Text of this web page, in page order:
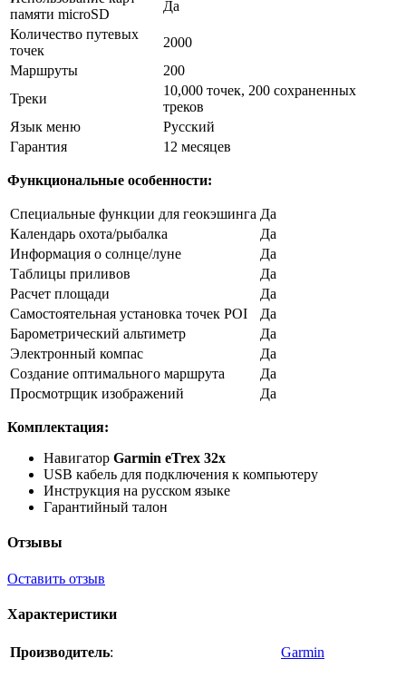
памяти microSD
Да
Количество путевых
точек
2000
Маршруты
200
Треки
10,000 точек, 200 сохраненных
треков
Язык меню
Русский
Гарантия
12 месяцев
Функциональные особенности:
Специальные функции для геокэшинга Да
Календарь охота/рыбалка
Да
Информация о солнце/луне
Да
Таблицы приливов
Да
Расчет площади
Да
Самостоятельная установка точек POI
Да
Барометрический альтиметр
Да
Электронный компас
Да
Создание оптимального маршрута
Да
Просмотрщик изображений
Да
Комплектация:
Навигатор Garmin eTrex 32x
USB кабель для подключения к компьютеру
Инструкция на русском языке
Гарантийный талон
Отзывы
Оставить отзыв
Характеристики
Производитель: Garmin